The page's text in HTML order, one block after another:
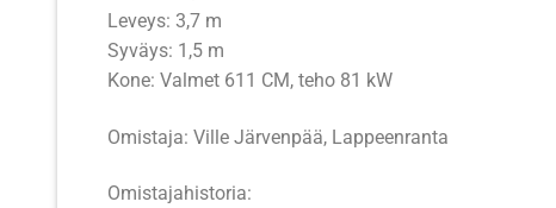
M/S Notre Dame
M/S Tervaniemi
Leveys: 3,7 m
Syväys: 1,5 m
Kone: Valmet 611 CM, teho 81 kW
Omistaja: Ville Järvenpää, Lappeenranta
Omistajahistoria: